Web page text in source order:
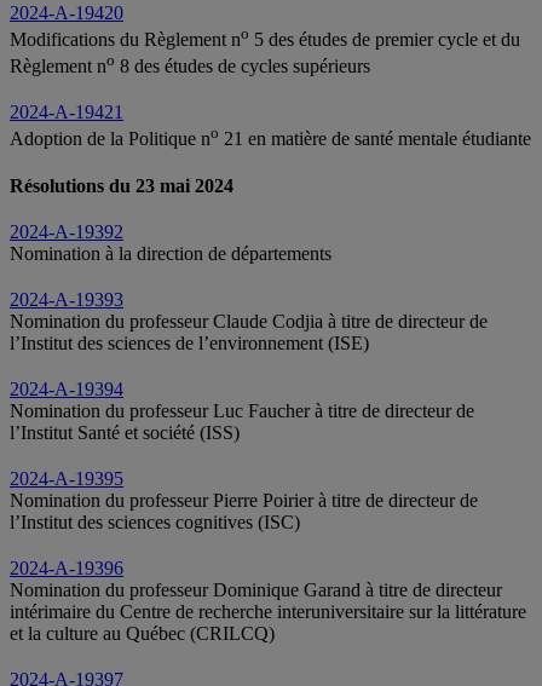
2024-A-19420
Modifications du Règlement no 5 des études de premier cycle et du
Règlement no 8 des études de cycles supérieurs
2024-A-19421
Adoption de la Politique no 21 en matière de santé mentale étudiante
Résolutions du 23 mai 2024
2024-A-19392
Nomination à la direction de départements
2024-A-19393
Nomination du professeur Claude Codjia à titre de directeur de
l’Institut des sciences de l’environnement (ISE)
2024-A-19394
Nomination du professeur Luc Faucher à titre de directeur de
l’Institut Santé et société (ISS)
2024-A-19395
Nomination du professeur Pierre Poirier à titre de directeur de
l’Institut des sciences cognitives (ISC)
2024-A-19396
Nomination du professeur Dominique Garand à titre de directeur
intérimaire du Centre de recherche interuniversitaire sur la littérature
et la culture au Québec (CRILCQ)
2024-A-19397